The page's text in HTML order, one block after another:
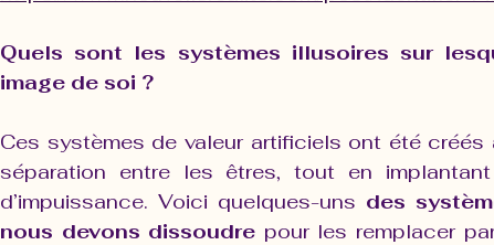
Quels sont les systèmes illusoires sur
image de soi ?
Ces systèmes de valeur artificiels ont été
séparation entre les êtres, tout en
d’impuissance. Voici quelques-uns des
nous devons dissoudre pour les remplacer